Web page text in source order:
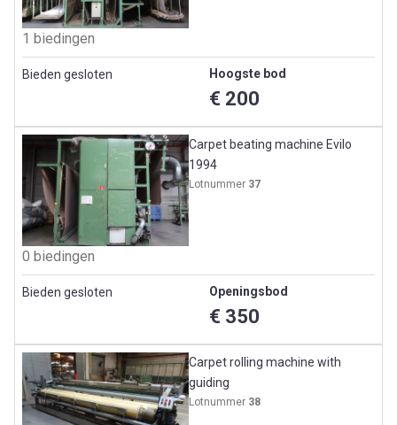
1 biedingen
Bieden gesloten Hoogste bod
€ 200
Carpet beating machine Evilo
1994
Lotnummer 37
0 biedingen
Bieden gesloten Openingsbod
€ 350
Carpet rolling machine with
guiding
Lotnummer 38